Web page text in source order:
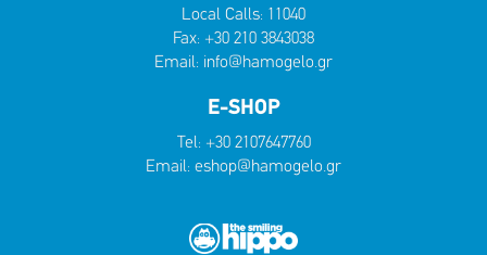
Local Calls: 11040
Fax: +30 210 3843038
Email: info@hamogelo.gr
E-SHOP
Tel: +30 2107647760
Email: eshop@hamogelo.gr